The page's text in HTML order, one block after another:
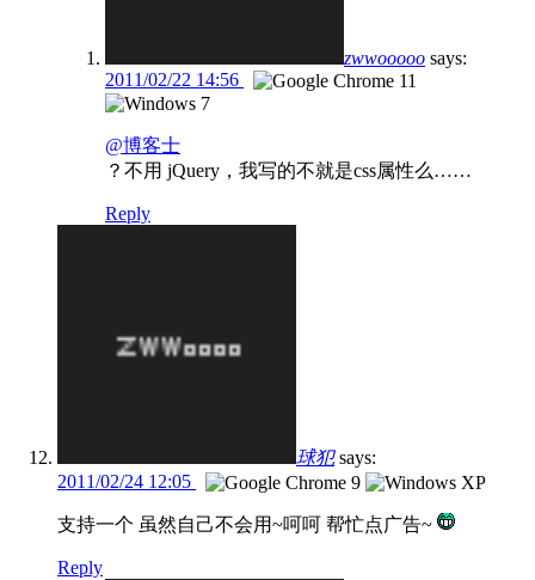
zwwooooo says:
2011/02/22 14:56
@博客士
？不用 jQuery，我写的不就是css属性么……
Reply
球犯 says:
2011/02/24 12:05
支持一个 虽然自己不会用~呵呵 帮忙点广告~
Reply